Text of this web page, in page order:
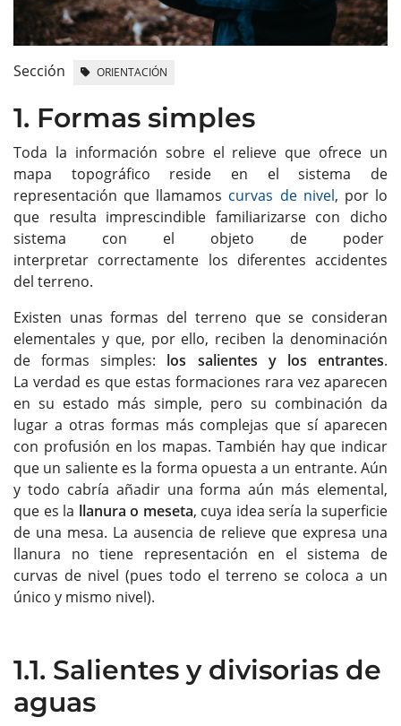
Sección ORIENTACIÓN
1. Formas simples
Toda la información sobre el relieve que ofrece un
mapa topográfico reside en el sistema de
representación que llamamos curvas de nivel, por lo
que resulta imprescindible familiarizarse con dicho
sistema con el objeto de poder
interpretar correctamente los diferentes accidentes
del terreno.
Existen unas formas del terreno que se consideran
elementales y que, por ello, reciben la denominación
de formas simples: los salientes y los entrantes.
La verdad es que estas formaciones rara vez aparecen
en su estado más simple, pero su combinación da
lugar a otras formas más complejas que sí aparecen
con profusión en los mapas. También hay que indicar
que un saliente es la forma opuesta a un entrante. Aún
y todo cabría añadir una forma aún más elemental,
que es la llanura o meseta, cuya idea sería la superficie
de una mesa. La ausencia de relieve que expresa una
llanura no tiene representación en el sistema de
curvas de nivel (pues todo el terreno se coloca a un
único y mismo nivel).
1.1. Salientes y divisorias de
aguas